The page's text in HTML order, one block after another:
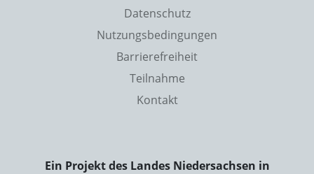
Datenschutz
Nutzungsbedingungen
Barrierefreiheit
Teilnahme
Kontakt
Ein Projekt des Landes Niedersachsen in